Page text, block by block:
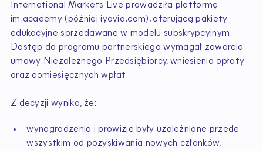
International Markets Live prowadziła platformę
im.academy (później iyovia.com), oferującą pakiety
edukacyjne sprzedawane w modelu subskrypcyjnym.
Dostęp do programu partnerskiego wymagał zawarcia
umowy Niezależnego Przedsiębiorcy, wniesienia opłaty
oraz comiesięcznych wpłat.
Z decyzji wynika, że:
wynagrodzenia i prowizje były uzależnione przede
wszystkim od pozyskiwania nowych członków,